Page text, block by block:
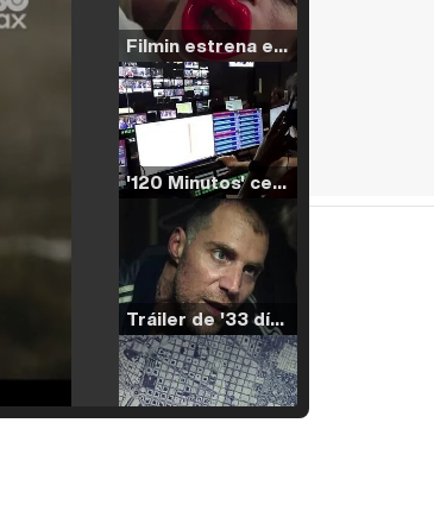
Filmin estrena el tráiler de 'Millennial Mal', su nueva comedia universitaria de la mano de Lorena Iglesias
'120 Minutos' celebra sus 2.000 programas en Telemadrid con un vídeo del día a día en la redacción
Tráiler de '33 días', la nueva serie de Atresplayer con Julián Villagrán y José Manuel Poga